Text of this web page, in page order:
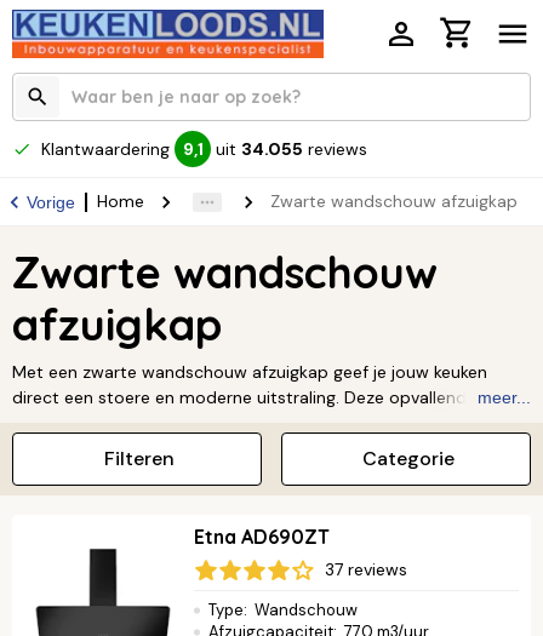
Klantwaardering 9,1 uit 34.055 reviews
Vorige Home Zwarte wandschouw afzuigkap
Zwarte wandschouw
afzuigkap
Met een zwarte wandschouw afzuigkap geef je jouw keuken
direct een stoere en moderne uitstraling. Deze opvallende
contrast met lichte kasten of gaan naadloos op in een donker
interieur. Naast het krachtige design zorgen ze voor een
uitstekende afzuiging, zodat je altijd in een frisse omgeving kookt
zonder nare luchtjes. Of je nu kiest voor een strak, plat model of
een robuuste schouw, zwart is tijdloos en makkelijk te
combineren. Bekijk ons uitgebreide assortiment en vind de
zwarte wandschouw die jouw keuken compleet maakt.
meer...
Categorie
Filteren
Etna AD690ZT
37 reviews
Type: Wandschouw
Afzuigcapaciteit: 770 m3/uur